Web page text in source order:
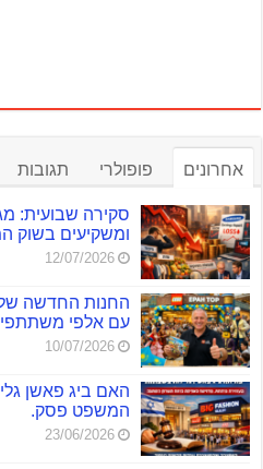
אחרונים פופולרי תגובות
סקירה שבועית:
ומשקיעים בשוק
12/07/2026
החנות החדשה של
עם אלפי
10/07/2026
האם ביג פאשן
המשפט פסק.
23/06/2026